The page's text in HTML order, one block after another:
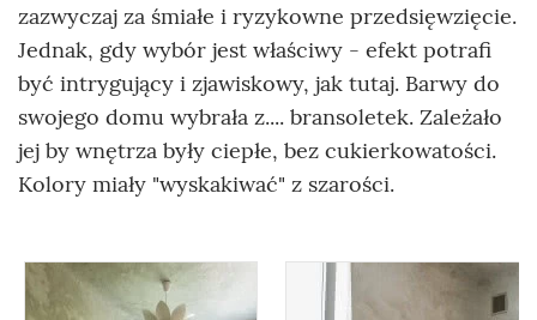
zazwyczaj za śmiałe i ryzykowne przedsięwzięcie.
Jednak, gdy wybór jest właściwy - efekt potrafi
być intrygujący i zjawiskowy, jak tutaj. Barwy do
swojego domu wybrała z.... bransoletek. Zależało
jej by wnętrza były ciepłe, bez cukierkowatości.
Kolory miały "wyskakiwać" z szarości.